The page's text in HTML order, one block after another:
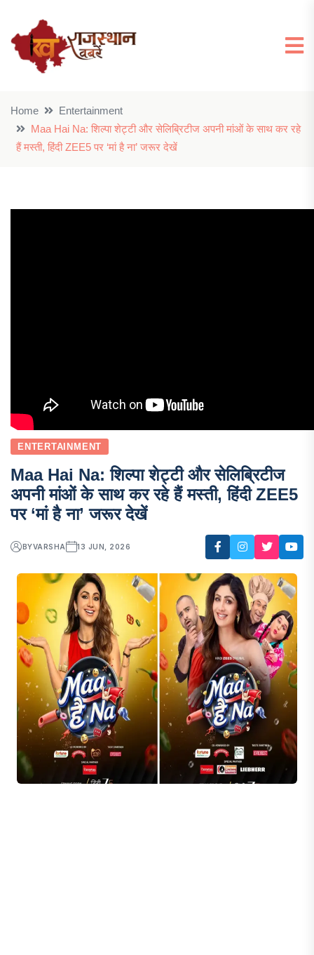
Home
Entertainment
Maa Hai Na: शिल्पा शेट्टी और सेलिब्रिटीज अपनी मांओं के साथ कर रहे
हैं मस्ती, हिंदी ZEE5 पर ‘मां है ना’ जरूर देखें
ENTERTAINMENT
Maa Hai Na: शिल्पा शेट्टी और सेलिब्रिटीज
अपनी मांओं के साथ कर रहे हैं मस्ती, हिंदी ZEE5
पर ‘मां है ना’ जरूर देखें
BYVARSHA 13 JUN, 2026